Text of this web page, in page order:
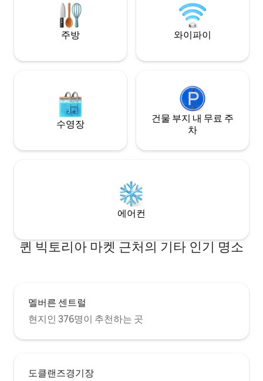
perfect for groups 📲
airbnb.com.au/p/urbaninthesky
주방 와이파이
수영장
건물 부지 내 무료 주
차
에어컨
퀸 빅토리아 마켓 근처의 기타 인기 명소
멜버른 센트럴
현지인 376명이 추천하는 곳
도클랜즈경기장